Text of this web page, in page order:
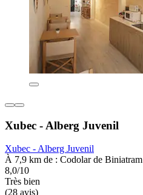
Xubec - Alberg Juvenil
Xubec - Alberg Juvenil
À 7,9 km de : Codolar de Biniatram
8,0/10
Très bien
(28 avis)